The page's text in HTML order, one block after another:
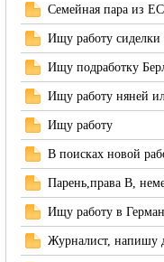
RU
Cемейная пара из
Ищу работу сиделки
Ищу подработку
Ищу работу няней
Ищу работу
В поисках новой
Парень,права В,
Ищу работу в
Журналист, напишу